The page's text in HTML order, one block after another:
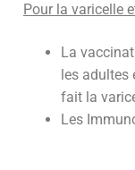
Pour la varicelle
La
les adultes
fait la
Les